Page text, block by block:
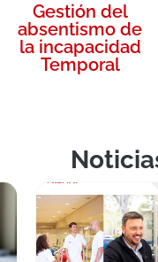
Gestión del
absentismo de
la incapacidad
Temporal